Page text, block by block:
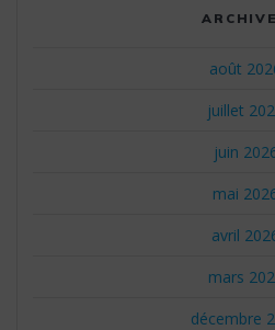
août
juillet
juin
mai
avril
mars
décembre